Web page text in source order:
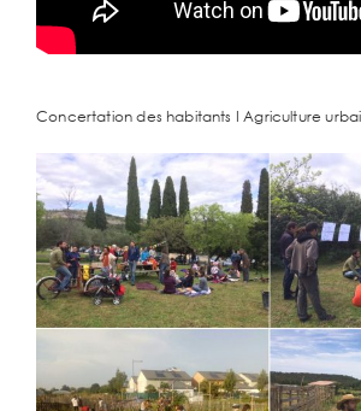
Concertation des habitants I Agriculture